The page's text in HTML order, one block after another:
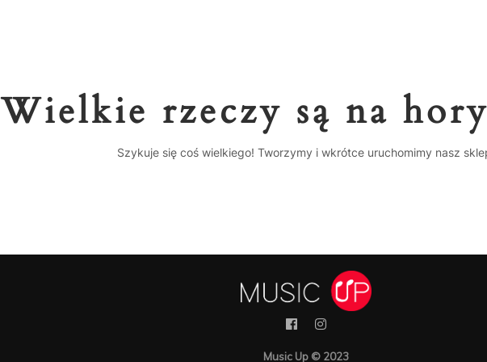
Wielkie rzeczy są na
Szykuje się coś wielkiego! Tworzymy i wkrótce uruchomimy nasz
Music Up © 2023